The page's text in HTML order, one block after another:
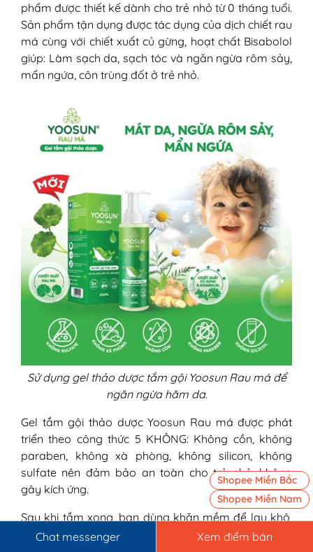
phẩm được thiết kế dành cho trẻ nhỏ từ 0 tháng tuổi.
Sản phẩm tận dụng được tác dụng của dịch chiết rau
má cùng với chiết xuất củ gừng, hoạt chất Bisabolol
giúp: Làm sạch da, sạch tóc và ngăn ngừa rôm sảy,
mẩn ngứa, côn trùng đốt ở trẻ nhỏ.
Sử dụng gel thảo dược tắm gội Yoosun Rau má để
ngăn ngừa hăm da.
Gel tắm gội thảo dược Yoosun Rau má được phát
triển theo công thức 5 KHÔNG: Không cồn, không
paraben, không xà phòng, không silicon, không
sulfate nên đảm bảo an toàn cho trẻ nhỏ, không
gây kích ứng.
Sau khi tắm xong, bạn dùng khăn mềm để lau khô,
kỹ vùng da nách rồi lấy một lượng kem Yoosun Rau
Chat messenger Xem điểm bán
Shopee Miền Bắc
Shopee Miền Nam